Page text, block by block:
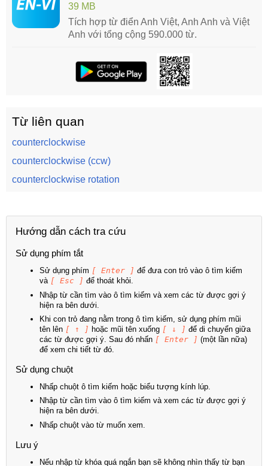
39 MB
Tích hợp từ điển Anh Việt, Anh Anh và Việt
Anh với tổng cộng 590.000 từ.
Từ liên quan
counterclockwise
counterclockwise (ccw)
counterclockwise rotation
Hướng dẫn cách tra cứu
Sử dụng phím tắt
Sử dụng phím [ Enter ] để đưa con trỏ vào ô tìm kiếm
và [ Esc ] để thoát khỏi.
Nhập từ cần tìm vào ô tìm kiếm và xem các từ được gợi ý
hiện ra bên dưới.
Khi con trỏ đang nằm trong ô tìm kiếm, sử dụng phím mũi
tên lên [ ↑ ] hoặc mũi tên xuống [ ↓ ] để di chuyển giữa
các từ được gợi ý. Sau đó nhấn [ Enter ] (một lần nữa)
để xem chi tiết từ đó.
Sử dụng chuột
Nhấp chuột ô tìm kiếm hoặc biểu tượng kính lúp.
Nhập từ cần tìm vào ô tìm kiếm và xem các từ được gợi ý
hiện ra bên dưới.
Nhấp chuột vào từ muốn xem.
Lưu ý
Nếu nhập từ khóa quá ngắn bạn sẽ không nhìn thấy từ bạn